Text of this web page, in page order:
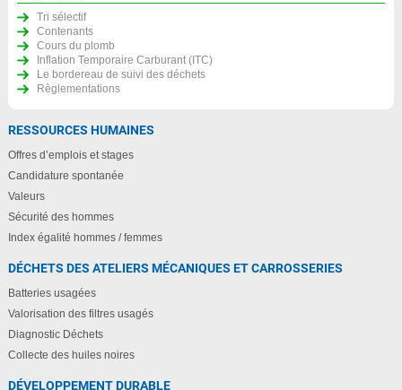
Tri sélectif
Contenants
Cours du plomb
Inflation Temporaire Carburant (ITC)
Le bordereau de suivi des déchets
Règlementations
RESSOURCES HUMAINES
Offres d’emplois et stages
Candidature spontanée
Valeurs
Sécurité des hommes
Index égalité hommes / femmes
DÉCHETS DES ATELIERS MÉCANIQUES ET CARROSSERIES
Batteries usagées
Valorisation des filtres usagés
Diagnostic Déchets
Collecte des huiles noires
DÉVELOPPEMENT DURABLE